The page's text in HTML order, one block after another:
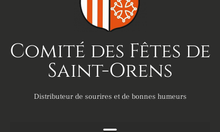
Comité des Fêtes de
Saint-Orens
Distributeur de sourires et de bonnes humeurs